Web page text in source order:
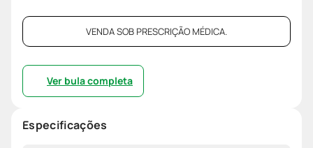
VENDA SOB PRESCRIÇÃO MÉDICA.
Ver bula completa
Especificações